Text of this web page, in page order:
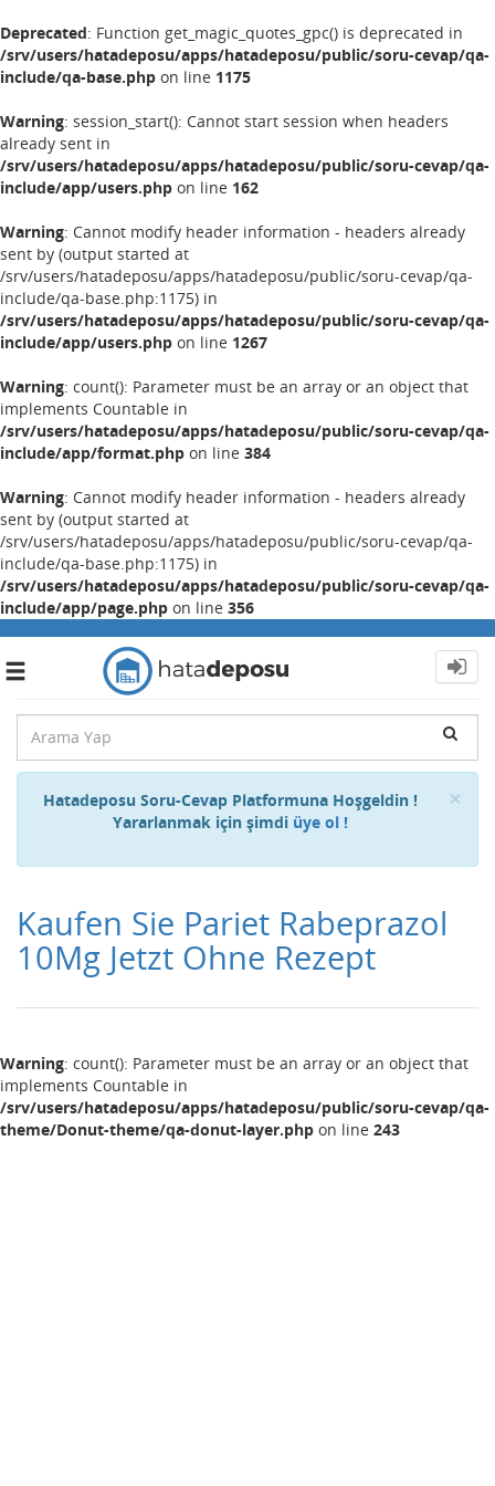
Deprecated: Function get_magic_quotes_gpc() is deprecated in
/srv/users/hatadeposu/apps/hatadeposu/public/soru-cevap/qa-
include/qa-base.php on line 1175
Warning: session_start(): Cannot start session when headers
already sent in
/srv/users/hatadeposu/apps/hatadeposu/public/soru-cevap/qa-
include/app/users.php on line 162
Warning: Cannot modify header information - headers already
sent by (output started at
/srv/users/hatadeposu/apps/hatadeposu/public/soru-cevap/qa-
include/qa-base.php:1175) in
/srv/users/hatadeposu/apps/hatadeposu/public/soru-cevap/qa-
include/app/users.php on line 1267
Warning: count(): Parameter must be an array or an object that
implements Countable in
/srv/users/hatadeposu/apps/hatadeposu/public/soru-cevap/qa-
include/app/format.php on line 384
Warning: Cannot modify header information - headers already
sent by (output started at
/srv/users/hatadeposu/apps/hatadeposu/public/soru-cevap/qa-
include/qa-base.php:1175) in
/srv/users/hatadeposu/apps/hatadeposu/public/soru-cevap/qa-
include/app/page.php on line 356
Toggle
×
Hatadeposu Soru-Cevap Platformuna Hoşgeldin !
Yararlanmak için şimdi üye ol !
Kaufen Sie Pariet Rabeprazol
10Mg Jetzt Ohne Rezept
Warning: count(): Parameter must be an array or an object that
implements Countable in
/srv/users/hatadeposu/apps/hatadeposu/public/soru-cevap/qa-
theme/Donut-theme/qa-donut-layer.php on line 243